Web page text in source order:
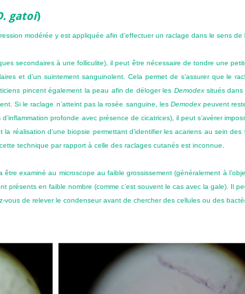
gatoi)
modérée y est appliquée afin d’effectuer un raclage dans le sens de
secondaires à une folliculite), il peut être nécessaire de tondre une
et d’un suintement sanguinolent. Cela permet de s’assurer que le
pincent également la peau afin de déloger les Demodexsitués dans
Si le raclage n’atteint pas la rosée sanguine, les Demodexpeuvent
profonde avec présence de cicatrices), il peut s’avérer
la réalisation d’une biopsie permettant d’identifier les acariens au sein
technique par rapport à celle des raclages cutanés est inconnue.
examiné au microscope au faible grossissement (généralement à
présents en faible nombre (comme c’est souvent le cas avec la gale). Il
de relever le condenseur avant de chercher des cellules ou des